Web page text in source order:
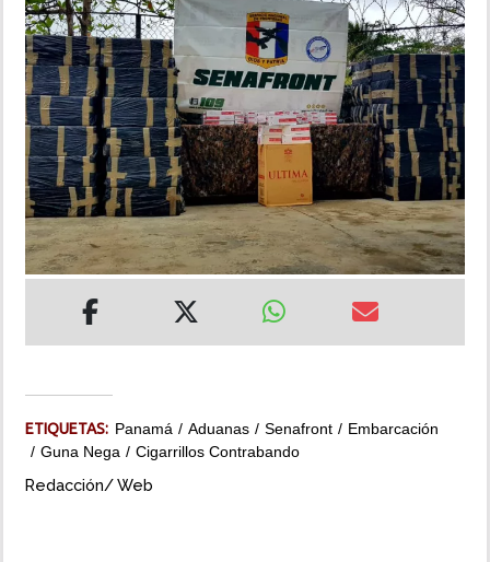
SHOW
DEPORTES
MUNDO
INSÓLITAS
MULTIMEDIA
ETIQUETAS: Panamá Aduanas Senafront
Embarcación
Guna Nega
Cigarrillos Contrabando
Redacción/ Web